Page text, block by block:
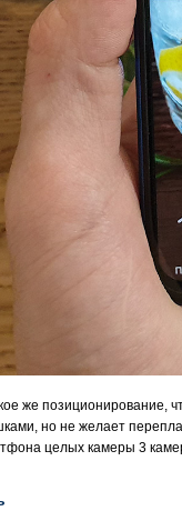
же позиционирование,
но не желает
целых камеры 3